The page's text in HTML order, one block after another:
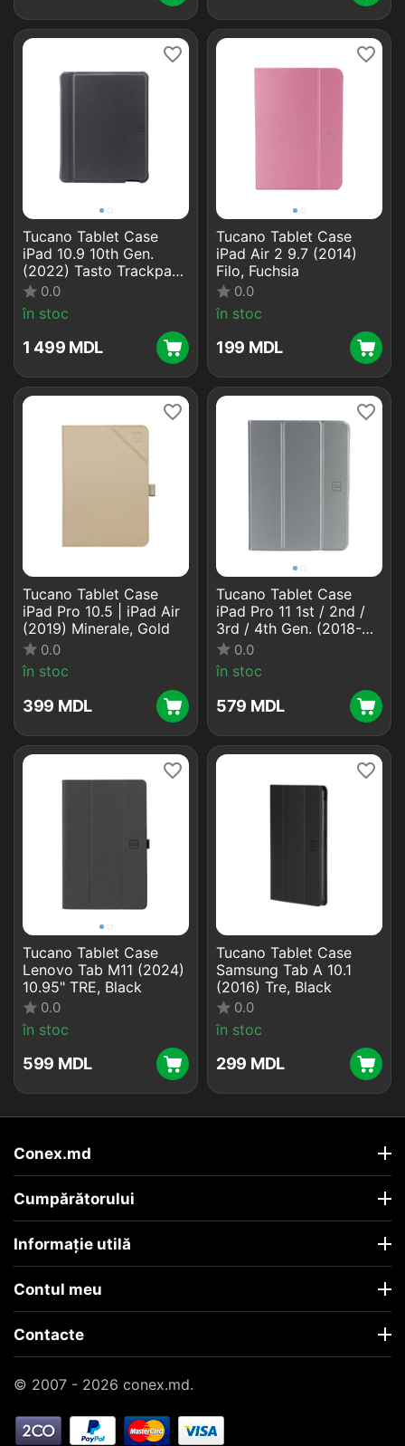
Tucano Tablet Case
iPad 10.9 10th Gen.
(2022) Tasto Trackpad,
Black
0.0
în stoc
1 499 MDL
Tucano Tablet Case
iPad Air 2 9.7 (2014)
Filo, Fuchsia
0.0
în stoc
‍199‍ MDL
Tucano Tablet Case
iPad Pro 10.5 | iPad Air
(2019) Minerale, Gold
0.0
în stoc
‍399‍ MDL
Tucano Tablet Case
iPad Pro 11 1st / 2nd /
3rd / 4th Gen. (2018-
2022) Link, Space Grey
0.0
în stoc
‍579‍ MDL
Tucano Tablet Case
Lenovo Tab M11 (2024)
10.95" TRE, Black
0.0
în stoc
‍599‍ MDL
Tucano Tablet Case
Samsung Tab A 10.1
(2016) Tre, Black
0.0
în stoc
‍299‍ MDL
Conex.md
Cumpărătorului
Informație utilă
Contul meu
Contacte
© 2007 - 2026 conex.md.